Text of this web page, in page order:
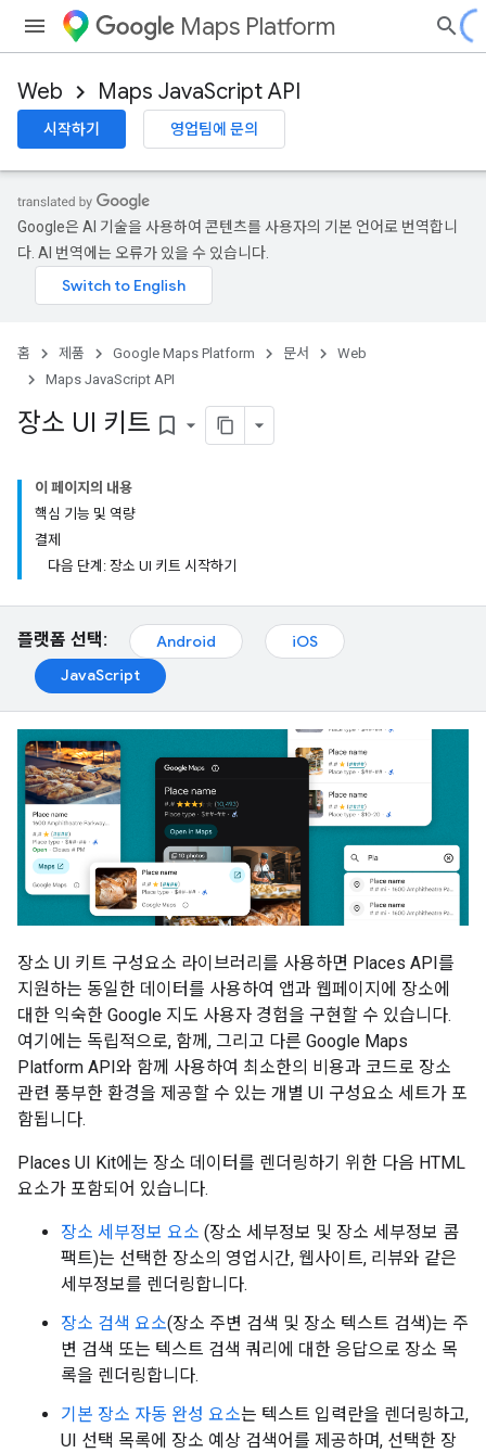
Maps Platform
Web Maps JavaScript API
시작하기 영업팀에 문의
Google은 AI 기술을 사용하여 콘텐츠를 사용자의 기본 언어로 번역합니
다. AI 번역에는 오류가 있을 수 있습니다.
홈 제품 Google Maps Platform 문서
Web
Maps JavaScript API
장소 UI 키트 bookmark_border
이 페이지의 내용
핵심 기능 및 역량
결제
다음 단계: 장소 UI 키트 시작하기
플랫폼 선택: Android
iOS
JavaScript
장소 UI 키트 구성요소 라이브러리를 사용하면 Places API를
지원하는 동일한 데이터를 사용하여 앱과 웹페이지에 장소에
대한 익숙한 Google 지도 사용자 경험을 구현할 수 있습니다.
여기에는 독립적으로, 함께, 그리고 다른 Google Maps
Platform API와 함께 사용하여 최소한의 비용과 코드로 장소
관련 풍부한 환경을 제공할 수 있는 개별 UI 구성요소 세트가 포
함됩니다.
Places UI Kit에는 장소 데이터를 렌더링하기 위한 다음 HTML
요소가 포함되어 있습니다.
장소 세부정보 요소 (장소 세부정보 및 장소 세부정보 콤
팩트)는 선택한 장소의 영업시간, 웹사이트, 리뷰와 같은
세부정보를 렌더링합니다.
장소 검색 요소(장소 주변 검색 및 장소 텍스트 검색)는 주
변 검색 또는 텍스트 검색 쿼리에 대한 응답으로 장소 목
록을 렌더링합니다.
기본 장소 자동 완성 요소는 텍스트 입력란을 렌더링하고,
UI 선택 목록에 장소 예상 검색어를 제공하며, 선택한 장